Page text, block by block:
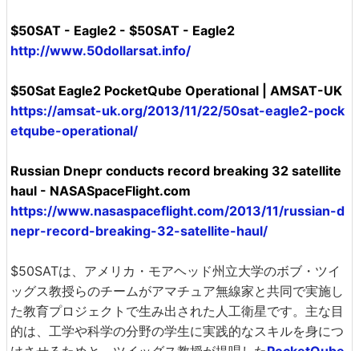
$50SAT - Eagle2 - $50SAT - Eagle2
http://www.50dollarsat.info/
$50Sat Eagle2 PocketQube Operational | AMSAT-UK
https://amsat-uk.org/2013/11/22/50sat-eagle2-pock
etqube-operational/
Russian Dnepr conducts record breaking 32 satellite
haul - NASASpaceFlight.com
https://www.nasaspaceflight.com/2013/11/russian-d
nepr-record-breaking-32-satellite-haul/
$50SATは、アメリカ・モアヘッド州立大学のボブ・ツイ
ッグス教授らのチームがアマチュア無線家と共同で実施し
た教育プロジェクトで生み出された人工衛星です。主な目
的は、工学や科学の分野の学生に実践的なスキルを身につ